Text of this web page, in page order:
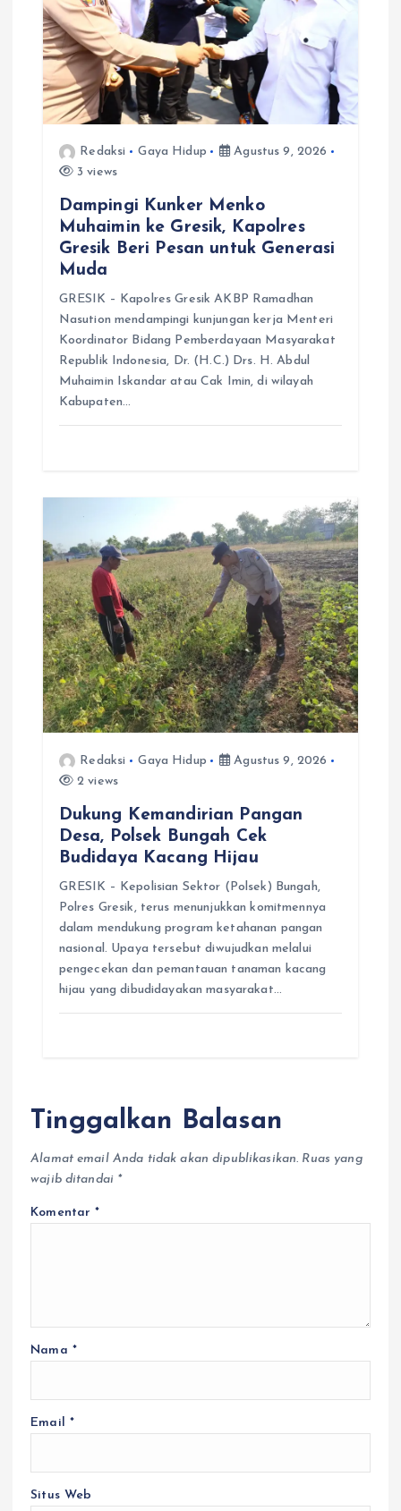
Redaksi Gaya Hidup
Agustus 9, 2026
3 views
Dampingi Kunker Menko
Muhaimin ke Gresik, Kapolres
Gresik Beri Pesan untuk Generasi
Muda
GRESIK – Kapolres Gresik AKBP Ramadhan
Nasution mendampingi kunjungan kerja Menteri
Koordinator Bidang Pemberdayaan Masyarakat
Republik Indonesia, Dr. (H.C.) Drs. H. Abdul
Muhaimin Iskandar atau Cak Imin, di wilayah
Kabupaten…
Redaksi Gaya Hidup
Agustus 9, 2026
2 views
Dukung Kemandirian Pangan
Desa, Polsek Bungah Cek
Budidaya Kacang Hijau
GRESIK – Kepolisian Sektor (Polsek) Bungah,
Polres Gresik, terus menunjukkan komitmennya
dalam mendukung program ketahanan pangan
nasional. Upaya tersebut diwujudkan melalui
pengecekan dan pemantauan tanaman kacang
hijau yang dibudidayakan masyarakat…
Tinggalkan Balasan
Alamat email Anda tidak akan dipublikasikan. Ruas yang
wajib ditandai *
Komentar*
Nama *
Email *
Situs Web